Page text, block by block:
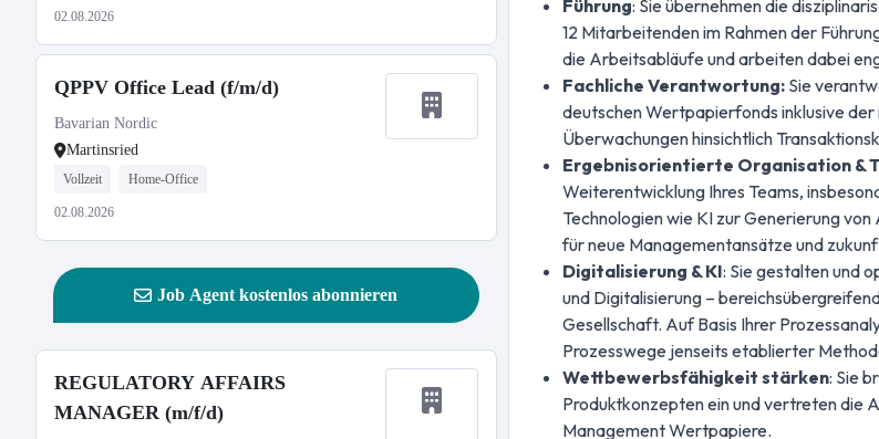
02.08.2026
QPPV Office Lead (f/m/d)
Bavarian Nordic
Martinsried
Vollzeit Home-Office
02.08.2026
Job Agent kostenlos abonnieren
REGULATORY AFFAIRS
MANAGER (m/f/d)